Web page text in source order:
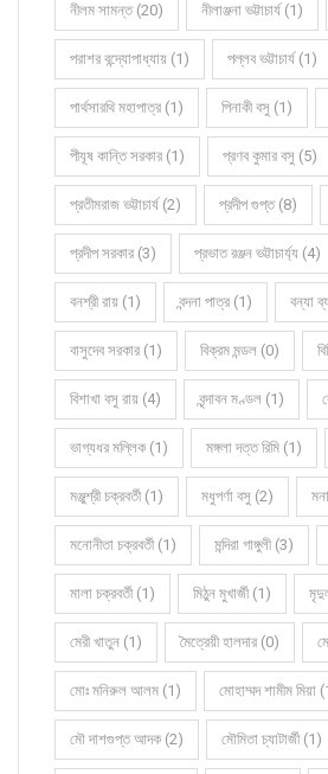
নীলম সামন্ত (20) নীলাঞ্জনা ভট্টাচার্য (1)
পরাশর বন্দ্যোপাধ্যায় (1) পল্লব ভট্টাচার্য (1)
পার্থসারথি মহাপাত্র (1) পিনাকী বসু (1)
পীযূষ কান্তি সরকার (1) প্রণব কুমার বসু (5)
প্রতীমরাজ ভট্টাচার্য (2) প্রদীপ গুপ্ত (8)
প্রদীপ সরকার (3) প্রভাত রঞ্জন ভট্টাচার্য্য (4)
বনশ্রী রায় (1) বন্দনা পাত্র (1) বন্যা
বাসুদেব সরকার (1) বিক্রম মন্ডল (0)
বিশাখা বসু রায় (4) বৃন্দাবন মণ্ডল (1)
ভাগ্যধর মল্লিক (1) মঙ্গলা দত্ত রিমি (1)
মঞ্জুশ্রী চক্রবর্তী (1) মধুপর্ণা বসু (2)
মনোনীতা চক্রবর্তী (1) মন্দিরা গাঙ্গুলী (3)
মালা চক্রবর্তী (1) মিঠুন মুখার্জী (1)
মেরী খাতুন (1) মৈত্রেয়ী হালদার (0)
মোঃ মনিরুল আলম (1) মোহাম্মদ শামীম মিয়া
মৌ দাশগুপ্ত আদক (2) মৌমিতা চ্যাটার্জী (1)